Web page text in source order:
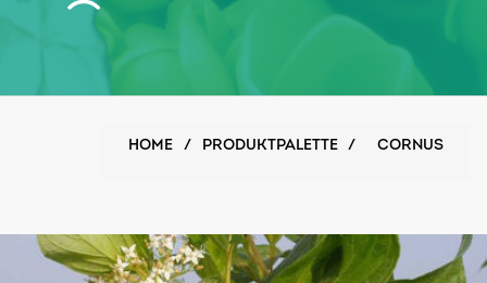
HOME / PRODUKTPALETTE / CORNUS